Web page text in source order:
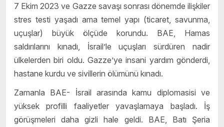
7 Ekim 2023 ve Gazze savaşı sonrası dönemde ilişkiler
stres testi yaşadı ama temel yapı (ticaret, savunma,
uçuşlar) büyük ölçüde korundu. BAE, Hamas
saldırılarını kınadı, İsrail’le uçuşları sürdüren nadir
ülkelerden biri oldu. Gazze’ye insani yardım gönderdi,
hastane kurdu ve sivillerin ölümünü kınadı.
Zamanla BAE- İsrail arasında kamu diplomasisi ve
yüksek profilli faaliyetler yavaşlamaya başladı. İş
görüşmeleri daha gizli hale geldi. BAE, Batı Şeria